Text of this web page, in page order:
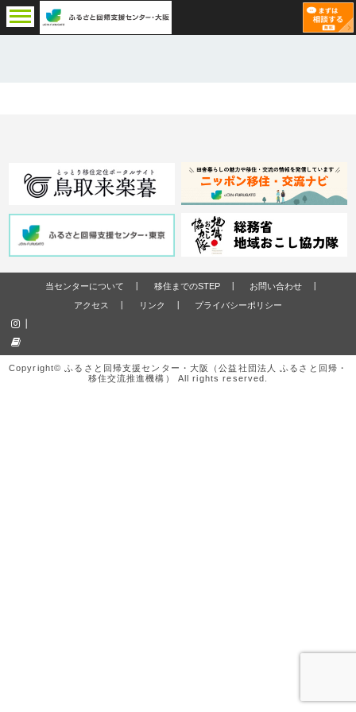
当センターについて 移住までのSTEP
お問い合わせ
アクセス
リンク プライバシーポリシー
Copyright© ふるさと回帰支援センター・大阪（公益社団法人 ふるさと回帰・
移住交流推進機構） All rights reserved.